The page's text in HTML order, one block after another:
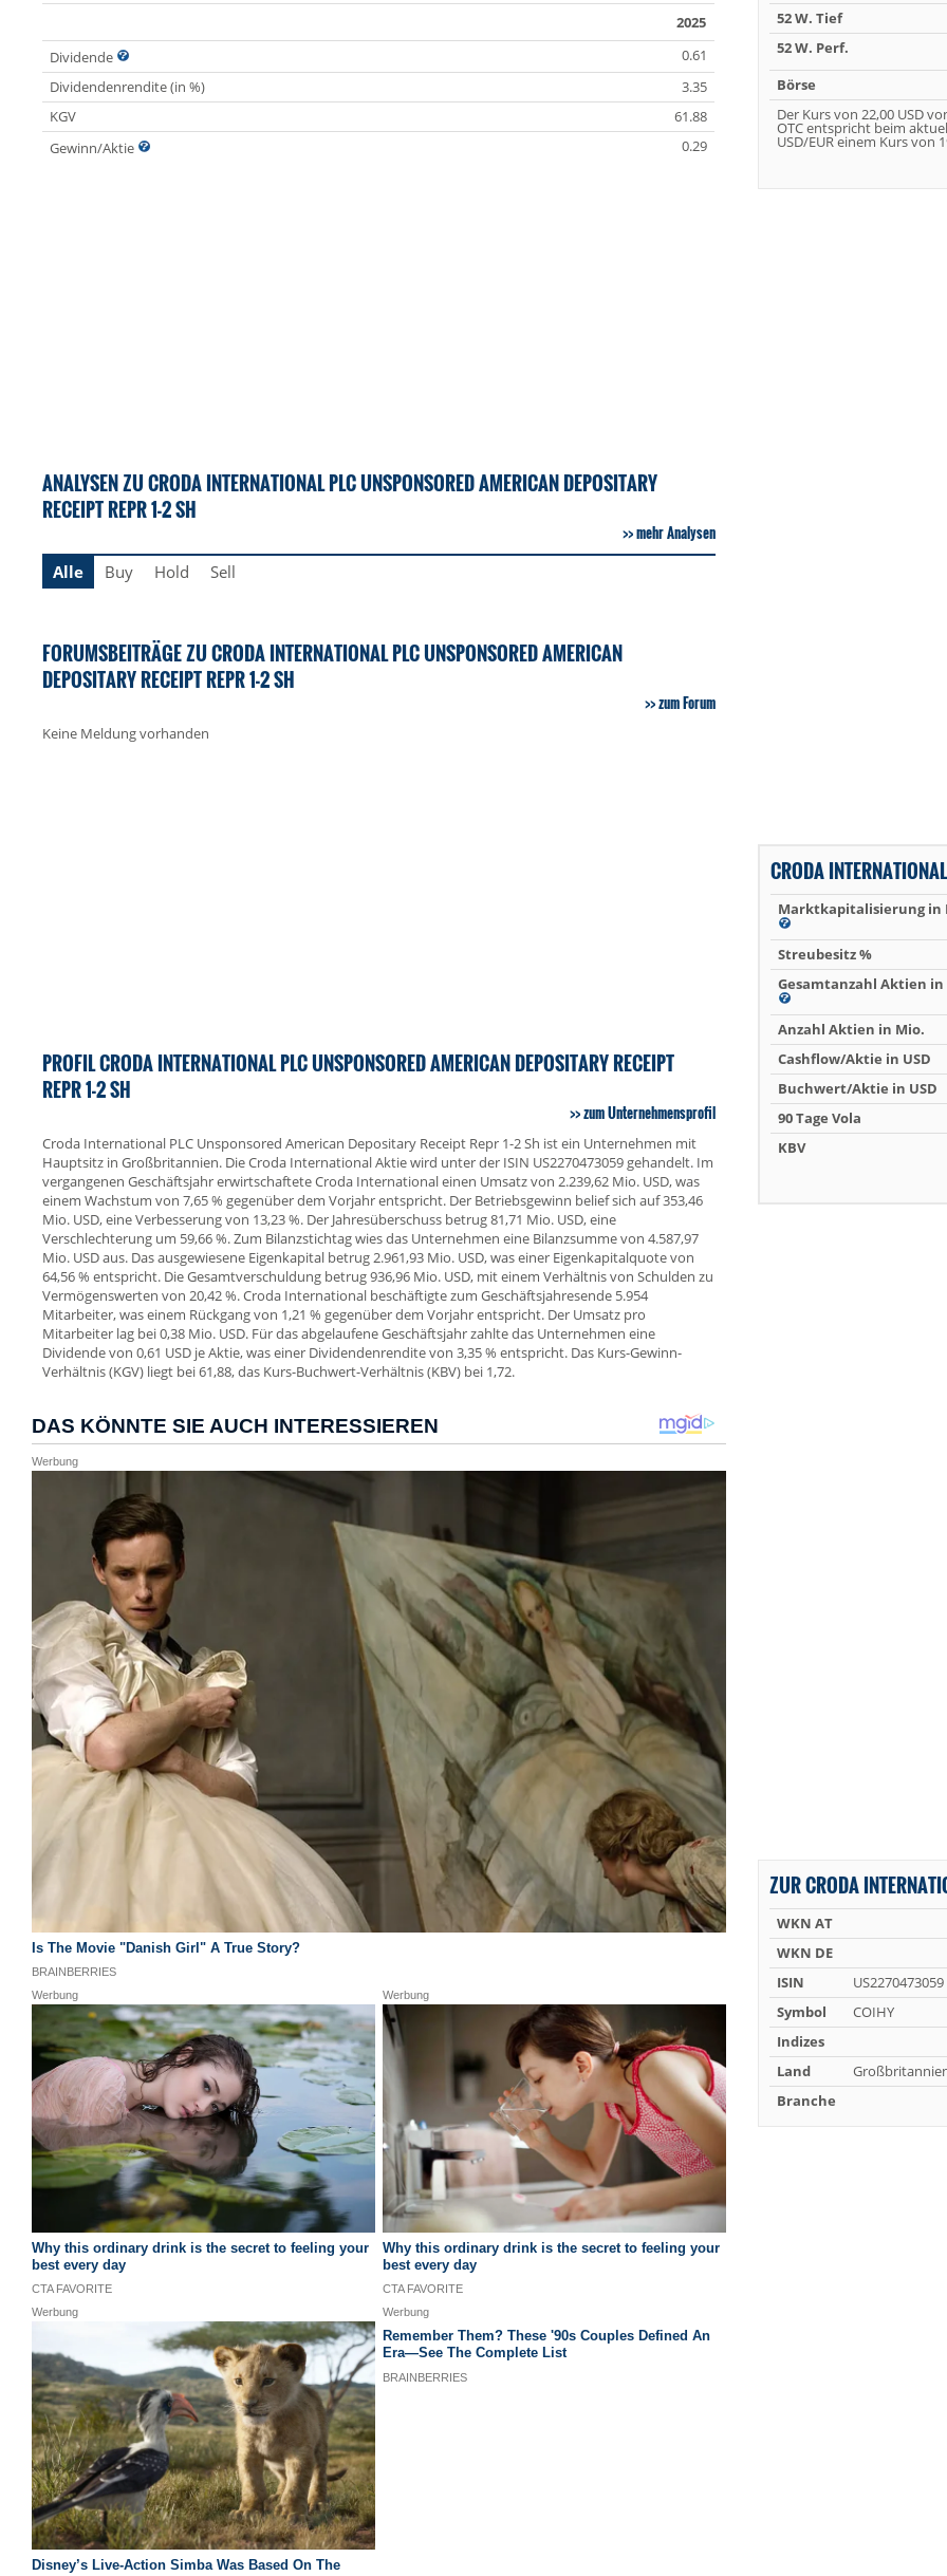
2025
Dividende
0.61
Dividendenrendite (in %)
3.35
KGV
61.88
Gewinn/Aktie
0.29
ANALYSEN ZU CRODA INTERNATIONAL PLC UNSPONSORED AMERICAN DEPOSITARY
RECEIPT REPR 1-2 SH
mehr Analysen
Alle
Buy Hold Sell
FORUMSBEITRÄGE ZU CRODA INTERNATIONAL PLC UNSPONSORED AMERICAN
DEPOSITARY RECEIPT REPR 1-2 SH
zum Forum
Keine Meldung vorhanden
PROFIL CRODA INTERNATIONAL PLC UNSPONSORED AMERICAN DEPOSITARY RECEIPT
REPR 1-2 SH
zum Unternehmensprofil
Croda International PLC Unsponsored American Depositary Receipt Repr 1-2 Sh ist ein Unternehmen mit
Hauptsitz in Großbritannien. Die Croda International Aktie wird unter der ISIN US2270473059 gehandelt. Im
vergangenen Geschäftsjahr erwirtschaftete Croda International einen Umsatz von 2.239,62 Mio. USD, was
einem Wachstum von 7,65 % gegenüber dem Vorjahr entspricht. Der Betriebsgewinn belief sich auf 353,46
Mio. USD, eine Verbesserung von 13,23 %. Der Jahresüberschuss betrug 81,71 Mio. USD, eine
Verschlechterung um 59,66 %. Zum Bilanzstichtag wies das Unternehmen eine Bilanzsumme von 4.587,97
Mio. USD aus. Das ausgewiesene Eigenkapital betrug 2.961,93 Mio. USD, was einer Eigenkapitalquote von
64,56 % entspricht. Die Gesamtverschuldung betrug 936,96 Mio. USD, mit einem Verhältnis von Schulden zu
Vermögenswerten von 20,42 %. Croda International beschäftigte zum Geschäftsjahresende 5.954
Mitarbeiter, was einem Rückgang von 1,21 % gegenüber dem Vorjahr entspricht. Der Umsatz pro
Mitarbeiter lag bei 0,38 Mio. USD. Für das abgelaufene Geschäftsjahr zahlte das Unternehmen eine
Dividende von 0,61 USD je Aktie, was einer Dividendenrendite von 3,35 % entspricht. Das Kurs-Gewinn-
Verhältnis (KGV) liegt bei 61,88, das Kurs-Buchwert-Verhältnis (KBV) bei 1,72.
52 W. Tief
52 W. Perf.
Börse
Der Kurs von 22,00 USD
OTC entspricht beim
USD/EUR einem Kurs von
CRODA
Marktkapitalisierung in
Streubesitz %
Gesamtanzahl Aktien in
Anzahl Aktien in Mio.
Cashflow/Aktie in USD
Buchwert/Aktie in USD
90 Tage Vola
KBV
ZUR CRODA
WKN AT
WKN DE
ISIN
US2270473059
Symbol
COIHY
Indizes
Land
Branche